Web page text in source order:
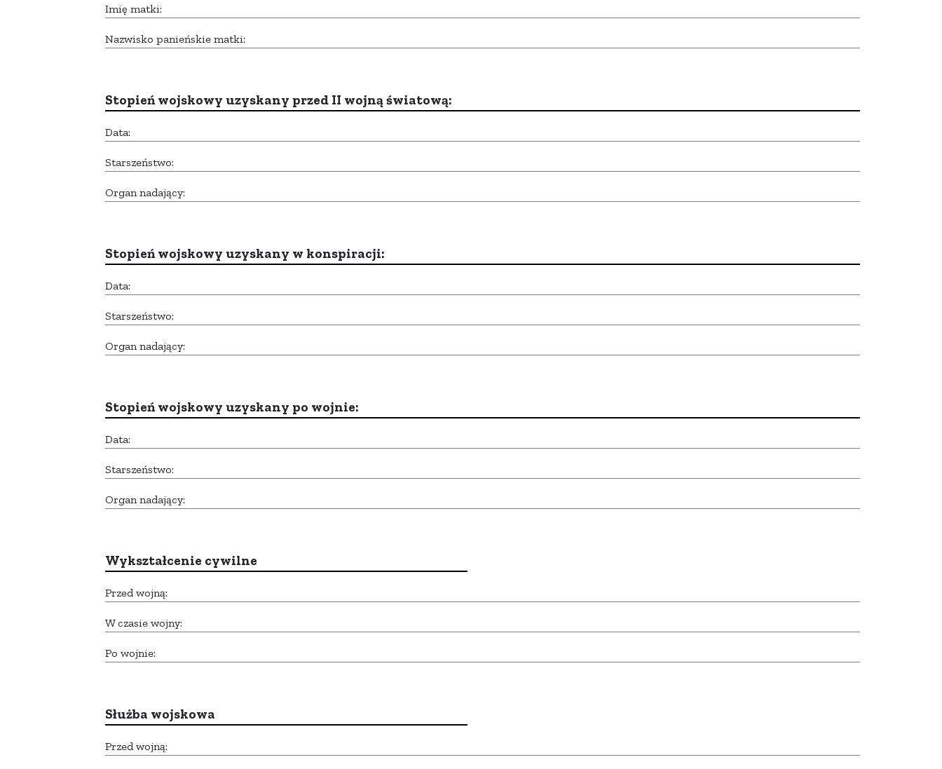
Imię matki:
Nazwisko panieńskie matki:
Stopień wojskowy uzyskany przed II wojną światową:
Data:
Starszeństwo:
Organ nadający:
Stopień wojskowy uzyskany w konspiracji:
Data:
Starszeństwo:
Organ nadający:
Stopień wojskowy uzyskany po wojnie:
Data:
Starszeństwo:
Organ nadający:
Wykształcenie cywilne
Przed wojną:
W czasie wojny:
Po wojnie:
Służba wojskowa
Przed wojną: